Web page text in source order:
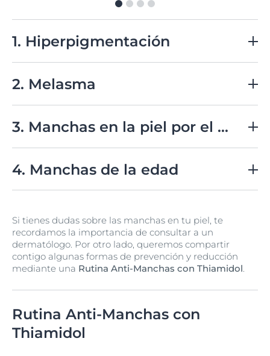
1. Hiperpigmentación
aumento en la producción de
responsable del color de la piel.
2. Melasma
en la cara, especialmente en las mejillas, la frente, el
labio superior y la nariz. Por lo general, se desarrolla
en mujeres durante el embarazo o debido a cambios
3. Manchas en la piel por el sol
que surgen en zonas expuestas frecuentemente al sol,
como la caray las manos.
4. Manchas de la edad
expuestas de manera recurrente al sol, como la cara,
las manos y los brazos.
Si tienes dudas sobre las manchas en tu piel, te
recordamos la importancia de consultar a un
dermatólogo. Por otro lado, queremos compartir
contigo algunas formas de prevención y reducción
mediante una Rutina Anti-Manchas con Thiamidol.
Rutina Anti-Manchas con
Thiamidol